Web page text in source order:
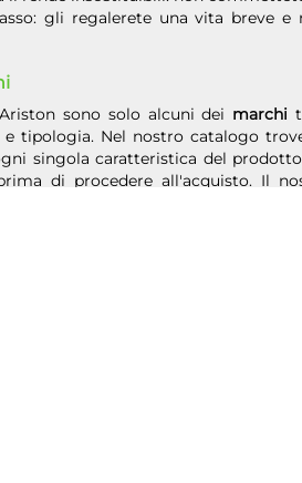
gli regalerete una vita breve e
sono solo alcuni dei marchi
tipologia. Nel nostro catalogo
singola caratteristica del
di procedere all'acquisto. Il